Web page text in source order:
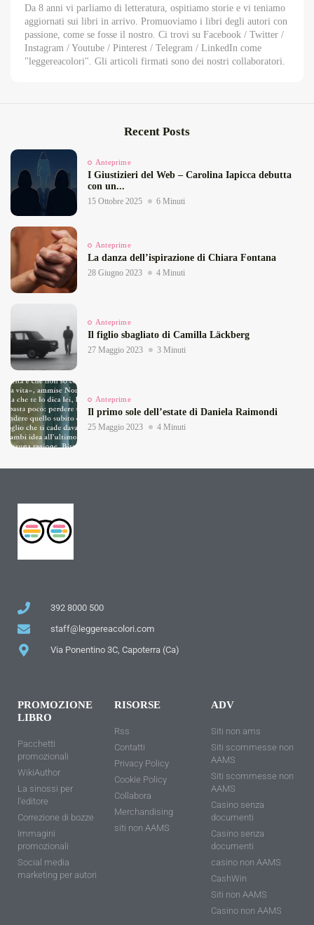
Da 8 anni vi parliamo di letteratura, ospitiamo storie e vi teniamo
aggiornati sui libri in arrivo. Promuoviamo i libri degli autori con
passione, come se fosse il nostro. Ci trovi su Facebook / Twitter /
Instagram / Youtube / Pinterest / Telegram / LinkedIn come
"leggereacolori". Gli articoli firmati sono dei nostri collaboratori.
Recent Posts
Anteprime
I Giustizieri del Web – Carolina Iapicca debutta
con un...
15 Ottobre 2025 6 Minuti
Anteprime
La danza dell’ispirazione di Chiara Fontana
28 Giugno 2023 4 Minuti
Anteprime
Il figlio sbagliato di Camilla Läckberg
27 Maggio 2023 3 Minuti
Anteprime
Il primo sole dell’estate di Daniela Raimondi
25 Maggio 2023 4 Minuti
392 8000 500
staff@leggereacolori.com
Via Ponentino 3C, Capoterra (Ca)
PROMOZIONE
LIBRO
Pacchetti
promozionali
WikiAuthor
La sinossi per
l'editore
Correzione di bozze
Immagini
promozionali
Social media
marketing per autori
RISORSE
Rss
Contatti
Privacy Policy
Cookie Policy
Collabora
Merchandising
siti non AAMS
ADV
Siti non ams
Siti scommesse non
AAMS
Siti scommesse non
AAMS
Casino senza
documenti
Casino senza
documenti
casino non AAMS
CashWin
Siti non AAMS
Casino non AAMS